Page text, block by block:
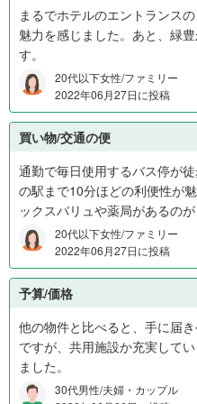
まるでホテルのエントランス
魅力を感じました。あと、緑
す。
20代以下女性/ファミリー
2022年06月27日に投稿
買い物/交通の便
通勤で毎日使用するバス停が
の駅まで10分ほどの利便性が
ックスバリュや薬局があるの
20代以下女性/ファミリー
2022年06月27日に投稿
予算/価格
他の物件と比べると、手に届
ですが、共用施設か充実して
ました。
30代男性/夫婦・カップル